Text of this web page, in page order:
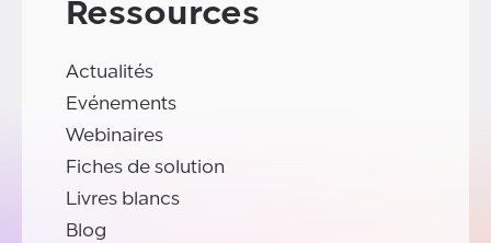
Ressources
Actualités
Evénements
Webinaires
Fiches de solution
Livres blancs
Blog